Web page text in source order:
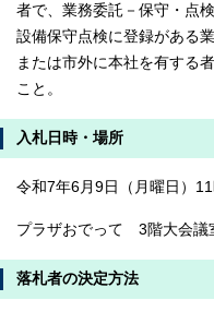
者で、業務委託－保守・点
設備保守点検に登録がある
または市外に本社を有する
こと。
入札日時・場所
令和7年6月9日（月曜日）
プラザおでって 3階大会議
落札者の決定方法